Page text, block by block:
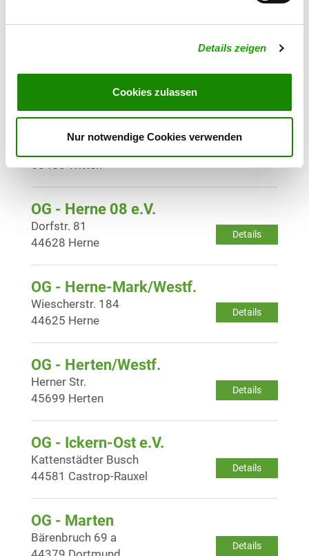
Details zeigen
Cookies zulassen
Nur notwendige Cookies verwenden
OG - Herbede und Umgebung 1947
Details
58456 Witten
OG - Herne 08 e.V.
Details
Dorfstr. 81
44628 Herne
OG - Herne-Mark/Westf.
Details
Wiescherstr. 184
44625 Herne
OG - Herten/Westf.
Details
Herner Str.
45699 Herten
OG - Ickern-Ost e.V.
Details
Kattenstädter Busch
44581 Castrop-Rauxel
OG - Marten
Details
Bärenbruch 69 a